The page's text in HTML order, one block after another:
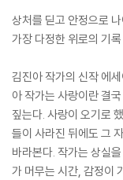
상처를 딛고 안정으로
가장 다정한 위로의 기록
김진아 작가의 신작 에세
아 작가는 사랑이란 결국
짚는다. 사랑이 오기로
들이 사라진 뒤에도 그
바라본다. 작가는 상실
가 머무는 시간, 감정이